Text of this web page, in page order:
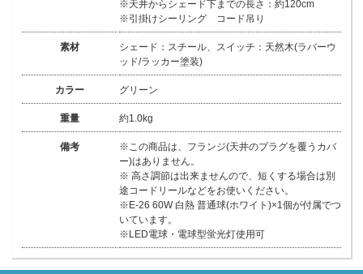
※天井からシェード下までの長さ：約120cm
※引掛けシーリング コード吊り
素材
シェード：スチール、スイッチ：天然木(ラバーウ
ッド/ラッカー塗装)
カラー グリーン
重量 約1.0kg
備考
※この商品は、フランジ(天井のプラグを覆うカバ
ー)はありません。
※ 高さ調節は出来ませんので、短くする場合は別
途コードリールなどをお使いください。
※E-26 60W 白熱 普通球(ホワイト)×1個が付属でつ
いています。
※LED電球・電球型蛍光灯使用可